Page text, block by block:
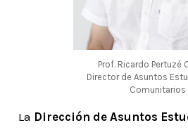
Prof. Ricardo Pertuzé
Director de Asuntos
Comunitarios
La Dirección de Asuntos